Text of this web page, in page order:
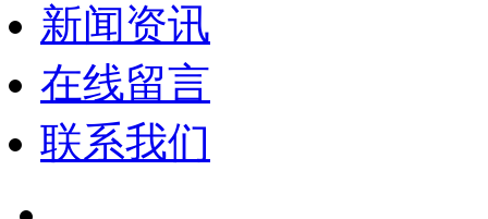
新闻资讯
在线留言
联系我们